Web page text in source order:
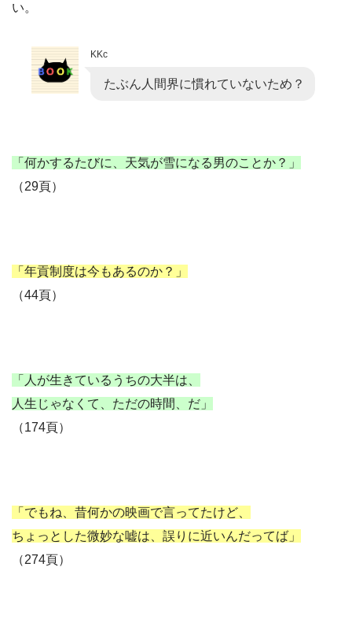
い。
KKc
たぶん人間界に慣れていないため？
「何かするたびに、天気が雪になる男のことか？」
（29頁）
「年貢制度は今もあるのか？」
（44頁）
「人が生きているうちの大半は、
人生じゃなくて、ただの時間、だ」
（174頁）
「でもね、昔何かの映画で言ってたけど、
ちょっとした微妙な嘘は、誤りに近いんだってば」
（274頁）